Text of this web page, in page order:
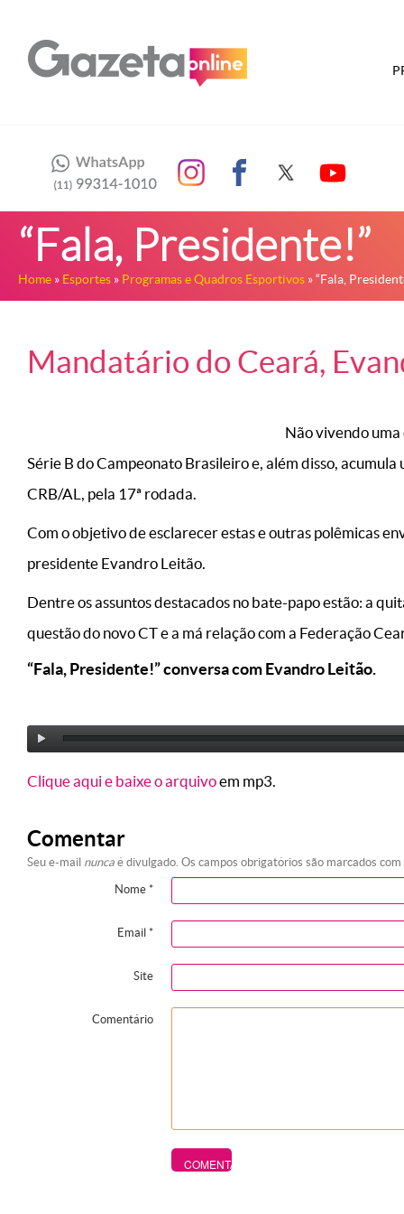
“Fala, Presidente!”
Home » Esportes » Programas e Quadros Esportivos » “Fala,
Mandatário do Ceará,
Não vivendo uma
Série B do Campeonato Brasileiro e, além disso,
CRB/AL, pela 17ª rodada.
Com o objetivo de esclarecer estas e outras polêmicas
presidente Evandro Leitão.
Dentre os assuntos destacados no bate-papo estão: a
questão do novo CT e a má relação com a Federação
“Fala, Presidente!” conversa com Evandro Leitão.
Clique aqui e baixe o arquivoem mp3.
Comentar
Seu e-mail nunca é divulgado. Os campos obrigatórios são marcados com
Nome *
Email *
Site
Comentário